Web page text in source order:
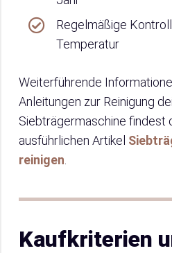
Regelmäßige
Temperatur
Weiterführende
Anleitungen zur Reinigung
Siebträgermaschine findest
ausführlichen Artikel
reinigen
Kaufkriterien